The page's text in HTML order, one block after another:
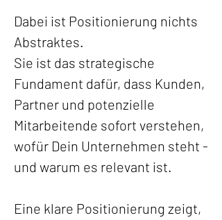
Dabei ist Positionierung nichts
Abstraktes.
Sie ist das strategische
Fundament dafür, dass Kunden,
Partner und potenzielle
Mitarbeitende sofort verstehen,
wofür Dein Unternehmen steht -
und warum es relevant ist.
Eine klare Positionierung zeigt,